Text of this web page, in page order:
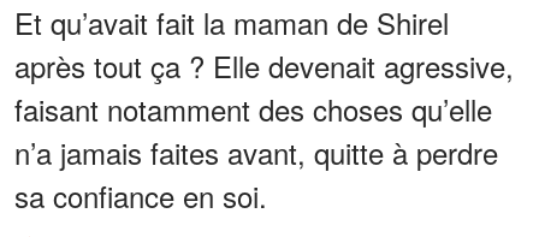
Et qu’avait fait la maman de Shirel
après tout ça ? Elle devenait agressive,
faisant notamment des choses qu’elle
n’a jamais faites avant, quitte à perdre
sa confiance en soi.